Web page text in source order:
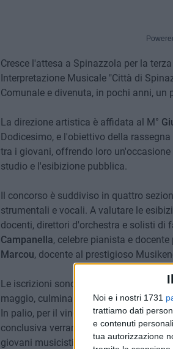
Noi e i nostri 1731
trattiamo dati
e contenuti
tua autorizzazione
Cresce l'attesa a Spinazzola per la
Interpretazione Musicale "Città di
Comunale e divenuta, in pochi anni,
La direzione artistica è affidata al M°
Dodicesimo, e l'obiettivo della
tra i giovani, offrendo loro
studio e l'esibizione pubblica.
Il concorso è suddiviso in quattro
strumentali e vocali. A valutare le
docenti, direttori d'orchestra e solisti di
Campanella, celebre pianista e
Marcou, docente al prestigioso
Le iscrizioni sono aperte fino al 13
maggio, culminando con la serata
In palio, per il vincitore assoluto, una
conclusiva verranno inoltre assegnate
giovani musicisti meritevoli.